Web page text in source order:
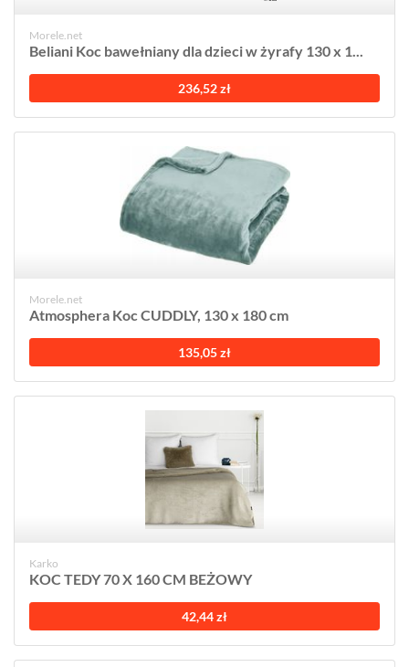
Morele.net
Beliani Koc bawełniany dla dzieci w żyrafy 130 x 1...
236,52 zł
Morele.net
Atmosphera Koc CUDDLY, 130 x 180 cm
135,05 zł
Karko
KOC TEDY 70 X 160 CM BEŻOWY
42,44 zł